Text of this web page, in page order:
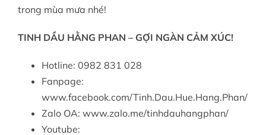
trong mùa mưa nhé!
TINH DẦU HẰNG PHAN – GỢI NGÀN CẢM XÚC!
Hotline: 0982 831 028
Fanpage:
www.facebook.com/Tinh.Dau.Hue.Hang.Phan/
Zalo OA: www.zalo.me/tinhdauhangphan/
Youtube: